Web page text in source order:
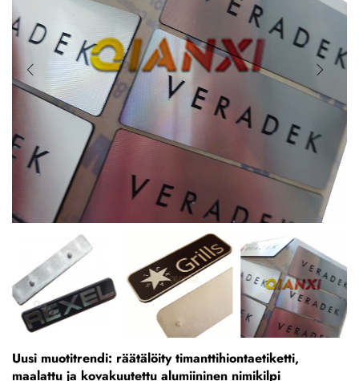
Uusi muotitrendi: räätälöity timanttihiontaetiketti,
maalattu ja kovakuutettu alumiininen nimikilpi